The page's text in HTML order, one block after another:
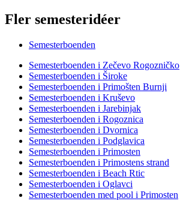
Fler semesteridéer
Semesterboenden
Semesterboenden i Zečevo Rogozničko
Semesterboenden i Široke
Semesterboenden i Primošten Burnji
Semesterboenden i Kruševo
Semesterboenden i Jarebinjak
Semesterboenden i Rogoznica
Semesterboenden i Dvornica
Semesterboenden i Podglavica
Semesterboenden i Primosten
Semesterboenden i Primostens strand
Semesterboenden i Beach Rtic
Semesterboenden i Oglavci
Semesterboenden med pool i Primosten